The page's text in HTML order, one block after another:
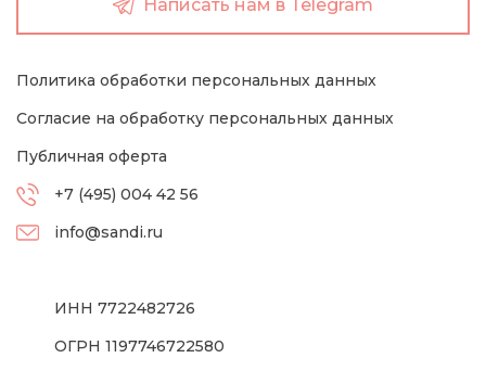
Написать нам в Telegram
Политика обработки персональных данных
Согласие на обработку персональных данных
Публичная оферта
+7 (495) 004 42 56
info@sandi.ru
ИНН 7722482726
ОГРН 1197746722580